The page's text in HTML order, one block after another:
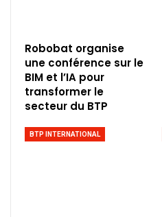
Robobat organise
une conférence sur le
BIM et l’IA pour
transformer le
secteur du BTP
BTP INTERNATIONAL